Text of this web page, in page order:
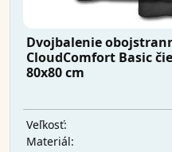
Dvojbalenie
CloudComfort Basic
80x80 cm
Veľkosť:
Materiál: